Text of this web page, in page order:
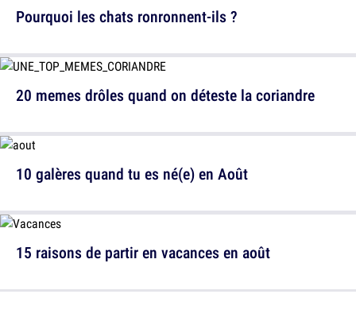
Pourquoi les chats ronronnent-ils ?
10 galères quand tu es né(e) en Août
20 memes drôles quand on déteste la coriandre
15 raisons de partir en vacances en août